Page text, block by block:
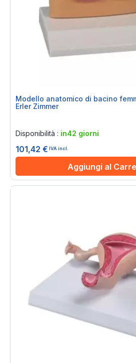
Modello anatomico di bacino
Erler Zimmer
Disponibilità : in42 giorni
101,42 € IVA incl.
Aggiungi al